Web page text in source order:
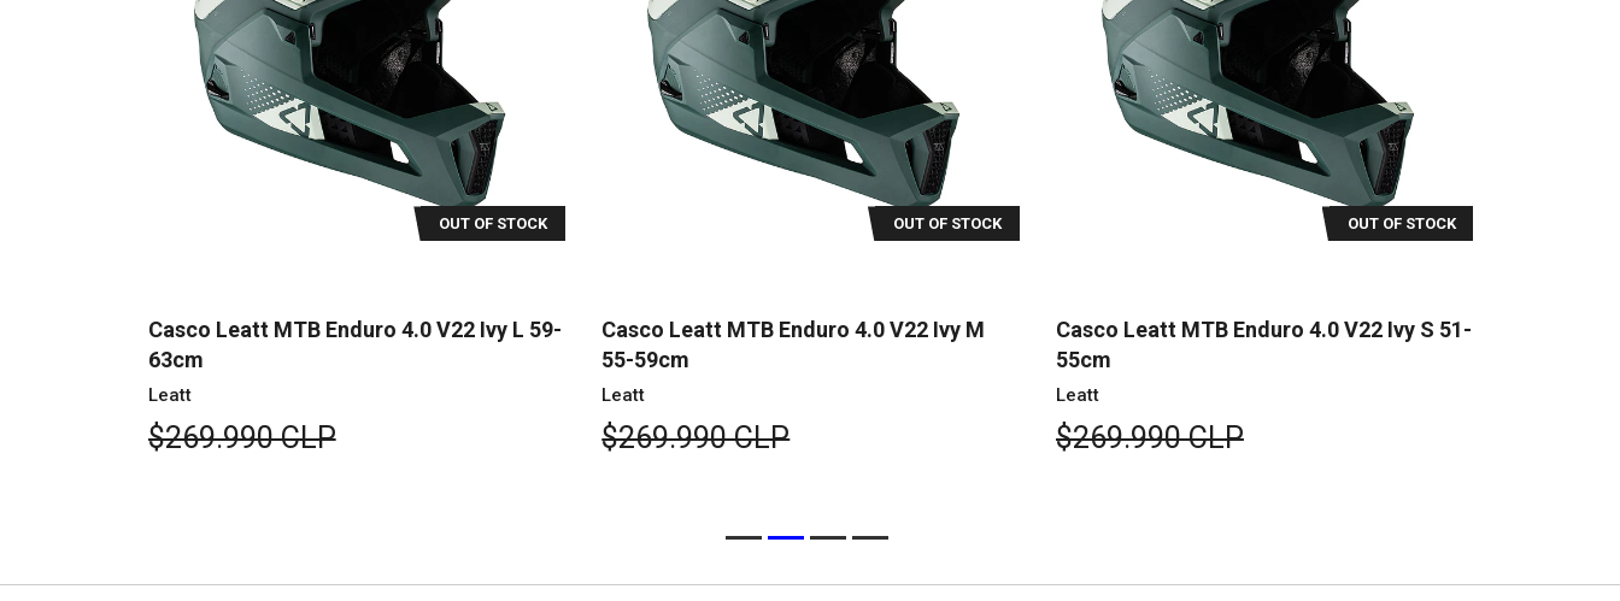
OUT OF STOCK
Casco Leatt MTB Enduro 4.0 V22 Ivy L 59-
63cm
Leatt
$269.990 CLP
OUT OF STOCK
Casco Leatt MTB Enduro 4.0 V22 Ivy M
55-59cm
Leatt
$269.990 CLP
OUT OF STOCK
Casco Leatt MTB Enduro 4.0 V22 Ivy S 51-
55cm
Leatt
$269.990 CLP